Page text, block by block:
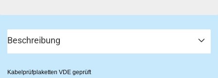
Beschreibung
Kabelprüfplaketten VDE geprüft